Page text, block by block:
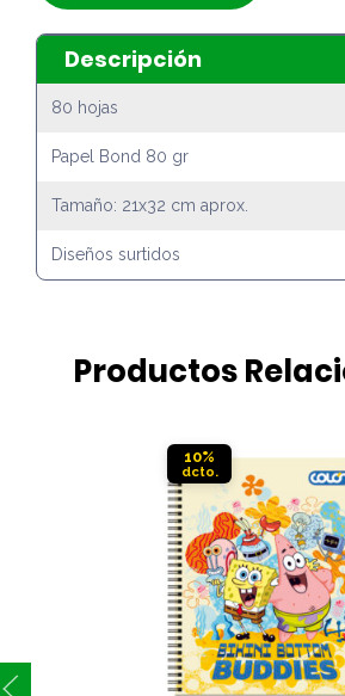
Descripción
80 hojas
Papel Bond 80 gr
Tamaño: 21x32 cm aprox.
Diseños surtidos
Productos
10%